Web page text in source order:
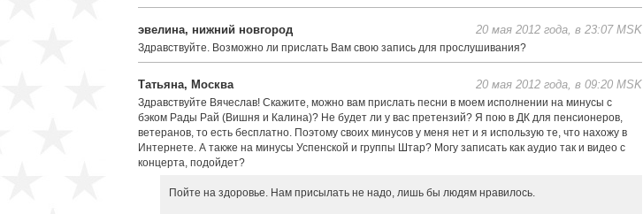
эвелина, нижний новгород 20 мая 2012 года, в 23:07 MSK
Здравствуйте. Возможно ли прислать Вам свою запись для прослушивания?
Татьяна, Москва 20 мая 2012 года, в 09:20 MSK
Здравствуйте Вячеслав! Скажите, можно вам прислать песни в моем исполнении на минусы с
бэком Рады Рай (Вишня и Калина)? Не будет ли у вас претензий? Я пою в ДК для пенсионеров,
ветеранов, то есть бесплатно. Поэтому своих минусов у меня нет и я использую те, что нахожу в
Интернете. А также на минусы Успенской и группы Штар? Могу записать как аудио так и видео с
концерта, подойдет?
Пойте на здоровье. Нам присылать не надо, лишь бы людям нравилось.